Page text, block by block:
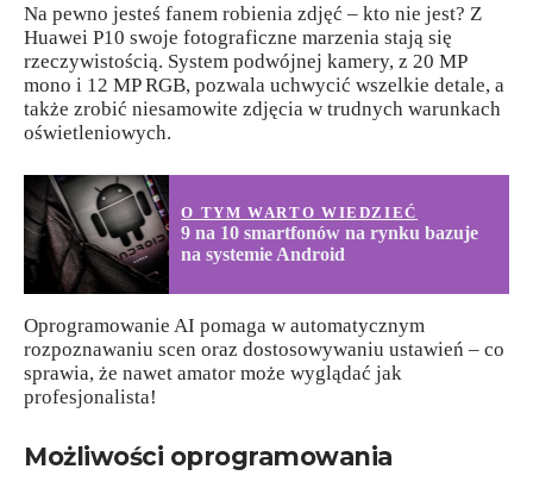
Na pewno jesteś fanem robienia zdjęć – kto nie jest? Z
Huawei P10 swoje fotograficzne marzenia stają się
rzeczywistością. System podwójnej kamery, z 20 MP
mono i 12 MP RGB, pozwala uchwycić wszelkie detale, a
także zrobić niesamowite zdjęcia w trudnych warunkach
oświetleniowych.
O TYM WARTO WIEDZIEĆ
9 na 10 smartfonów na rynku bazuje
na systemie Android
Oprogramowanie AI pomaga w automatycznym
rozpoznawaniu scen oraz dostosowywaniu ustawień – co
sprawia, że nawet amator może wyglądać jak
profesjonalista!
Możliwości oprogramowania